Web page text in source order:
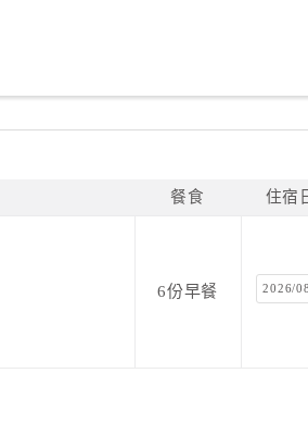
餐食 住宿
6份早餐 2026/